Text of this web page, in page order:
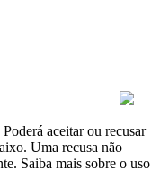
aceitar ou recusar
Uma recusa não
Saiba mais sobre o uso